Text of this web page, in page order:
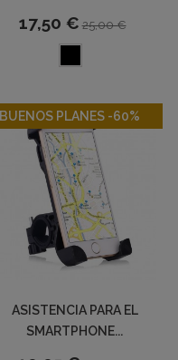
17,50 € 25,00 €
BUENOS PLANES -60%
ASISTENCIA PARA EL
SMARTPHONE...
-60%